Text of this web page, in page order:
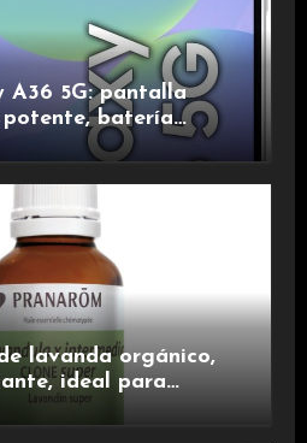
A36 5G: pantalla
potente, batería
rápida para una
lavanda orgánico,
ideal para